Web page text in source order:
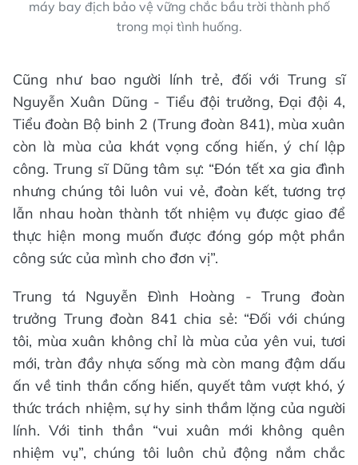
máy bay địch bảo vệ vững chắc bầu trời thành phố
trong mọi tình huống.
Cũng như bao người lính trẻ, đối với Trung sĩ
Nguyễn Xuân Dũng - Tiểu đội trưởng, Đại đội 4,
Tiểu đoàn Bộ binh 2 (Trung đoàn 841), mùa xuân
còn là mùa của khát vọng cống hiến, ý chí lập
công. Trung sĩ Dũng tâm sự: “Đón tết xa gia đình
nhưng chúng tôi luôn vui vẻ, đoàn kết, tương trợ
lẫn nhau hoàn thành tốt nhiệm vụ được giao để
thực hiện mong muốn được đóng góp một phần
công sức của mình cho đơn vị”.
Trung tá Nguyễn Đình Hoàng - Trung đoàn
trưởng Trung đoàn 841 chia sẻ: “Đối với chúng
tôi, mùa xuân không chỉ là mùa của yên vui, tươi
mới, tràn đầy nhựa sống mà còn mang đậm dấu
ấn về tinh thần cống hiến, quyết tâm vượt khó, ý
thức trách nhiệm, sự hy sinh thầm lặng của người
lính. Với tinh thần “vui xuân mới không quên
nhiệm vụ”, chúng tôi luôn chủ động nắm chắc